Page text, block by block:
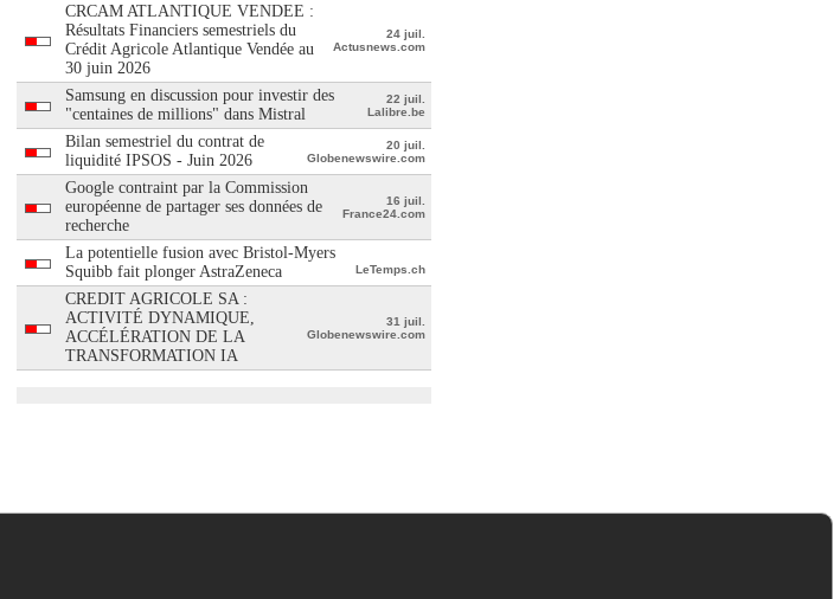
CRCAM ATLANTIQUE VENDEE :
Résultats Financiers semestriels du
Crédit Agricole Atlantique Vendée au
30 juin 2026
24 juil.
Actusnews.com
Samsung en discussion pour investir des
"centaines de millions" dans Mistral
22 juil.
Lalibre.be
Bilan semestriel du contrat de
liquidité IPSOS - Juin 2026
20 juil.
Globenewswire.com
Google contraint par la Commission
européenne de partager ses données de
recherche
16 juil.
France24.com
La potentielle fusion avec Bristol-Myers
Squibb fait plonger AstraZeneca
LeTemps.ch
CREDIT AGRICOLE SA :
ACTIVITÉ DYNAMIQUE,
ACCÉLÉRATION DE LA
TRANSFORMATION IA
31 juil.
Globenewswire.com